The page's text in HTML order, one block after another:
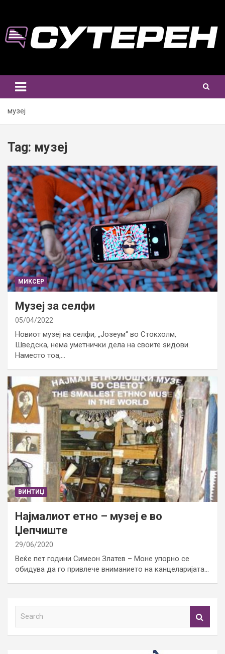
content
музеј
Tag: музеј
МИКСЕР
Музеј за селфи
05/04/2022
Новиот музеј на селфи, „Јозеум“ во Стокхолм,
Шведска, нема уметнички дела на своите ѕидови.
Наместо тоа,…
ВИНТИЏ
Најмалиот етно – музеј е во
Џепчиште
29/06/2020
Веќе пет години Симеон Златев – Моне упорно се
обидува да го привлече вниманието на канцеларијата…